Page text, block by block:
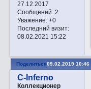
27.12.2017
Сообщений:2
Уважение: +0
Последний визит:
08.02.2021 15:22
Поделиться09.02.2019 10:46
C-Inferno
Коллекционер